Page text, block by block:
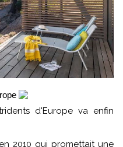
2010 qui promettait une